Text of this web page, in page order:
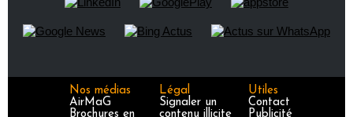
Nos médias
AirMaG
Brochures en
Légal
Signaler un
contenu illicite
Utiles
Contact
Publicité